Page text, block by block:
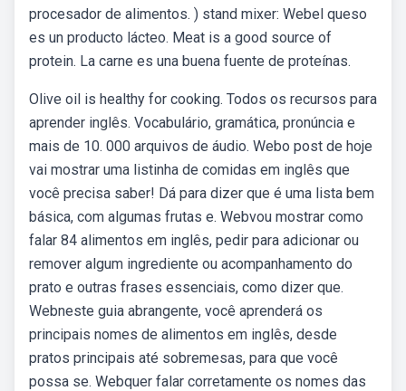
procesador de alimentos. ) stand mixer: Webel queso
es un producto lácteo. Meat is a good source of
protein. La carne es una buena fuente de proteínas.
Olive oil is healthy for cooking. Todos os recursos para
aprender inglês. Vocabulário, gramática, pronúncia e
mais de 10. 000 arquivos de áudio. Webo post de hoje
vai mostrar uma listinha de comidas em inglês que
você precisa saber! Dá para dizer que é uma lista bem
básica, com algumas frutas e. Webvou mostrar como
falar 84 alimentos em inglês, pedir para adicionar ou
remover algum ingrediente ou acompanhamento do
prato e outras frases essenciais, como dizer que.
Webneste guia abrangente, você aprenderá os
principais nomes de alimentos em inglês, desde
pratos principais até sobremesas, para que você
possa se. Webquer falar corretamente os nomes das